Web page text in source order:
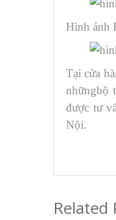
Hình ảnh
Tại cửa
nhữngbộ
được tư
Nội.
Related